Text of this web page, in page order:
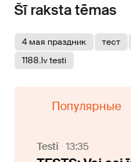
Šī raksta tēmas
4 мая праздник тест
1188.lv testi
Популярные
Testi 13:35